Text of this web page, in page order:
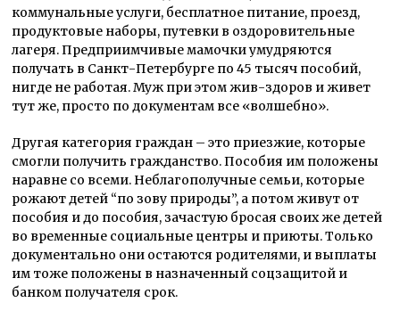
коммунальные услуги, бесплатное питание, проезд,
продуктовые наборы, путевки в оздоровительные
лагеря. Предприимчивые мамочки умудряются
получать в Санкт-Петербурге по 45 тысяч пособий,
нигде не работая. Муж при этом жив-здоров и живет
тут же, просто по документам все «волшебно».
Другая категория граждан – это приезжие, которые
смогли получить гражданство. Пособия им положены
наравне со всеми. Неблагополучные семьи, которые
рожают детей “по зову природы”, а потом живут от
пособия и до пособия, зачастую бросая своих же детей
во временные социальные центры и приюты. Только
документально они остаются родителями, и выплаты
им тоже положены в назначенный соцзащитой и
банком получателя срок.